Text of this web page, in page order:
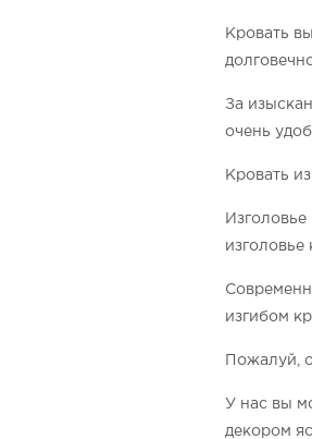
Кровать
За
очень
Кровать
изгибом
Пожалуй,
У нас вы
декором